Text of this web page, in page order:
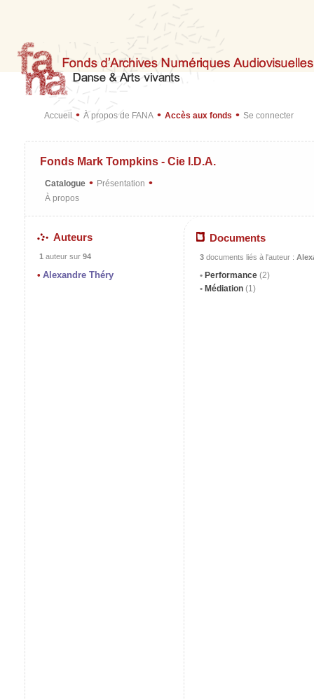
Accueil • À propos de FANA • Accès aux fonds • Se connecter
Fonds Mark Tompkins - Cie I.D.A.
Catalogue • Présentation •
À propos
Auteurs
1 auteur sur 94
Alexandre Théry
Documents
3 documents liés à l'auteur :
Performance (2)
Médiation (1)